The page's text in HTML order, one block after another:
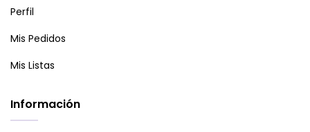
Perfil
Mis Pedidos
Mis Listas
Información